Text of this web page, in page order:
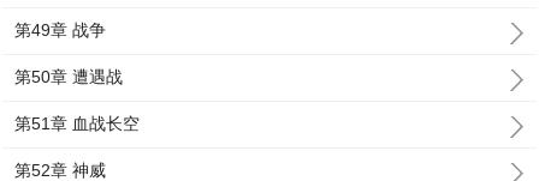
第49章 战争
第50章 遭遇战
第51章 血战长空
第52章 神威